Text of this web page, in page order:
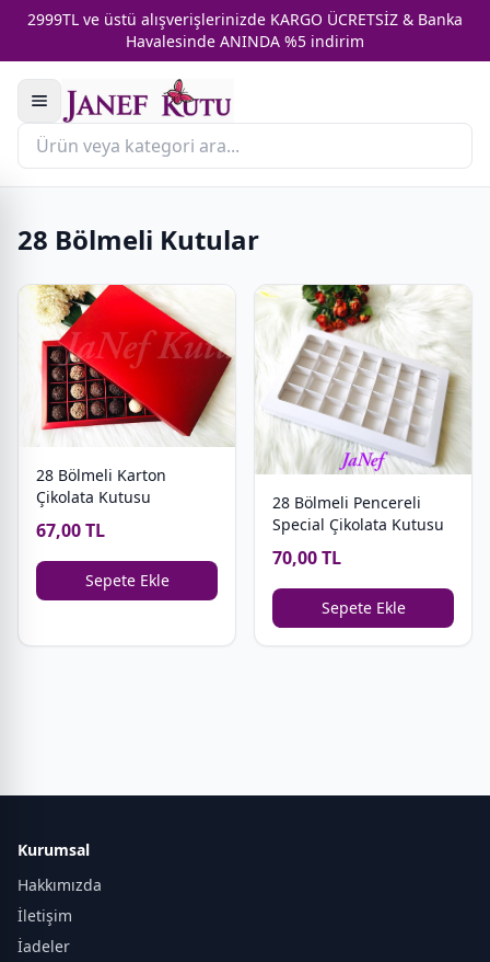
2999TL ve üstü alışverişlerinizde KARGO ÜCRETSİZ & Banka
Havalesinde ANINDA %5 indirim
28 Bölmeli Kutular
28 Bölmeli Karton
Çikolata Kutusu
67,00 TL
Sepete Ekle
28 Bölmeli Pencereli
Special Çikolata Kutusu
70,00 TL
Sepete Ekle
Kurumsal
Hakkımızda
İletişim
İadeler